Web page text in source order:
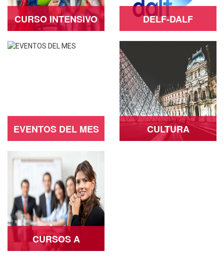
CURSO INTENSIVO
VERANO
Ver más
DELF-DALF
Ver más
EVENTOS DEL MES CULTURA
CURSOS A
EMPRESAS